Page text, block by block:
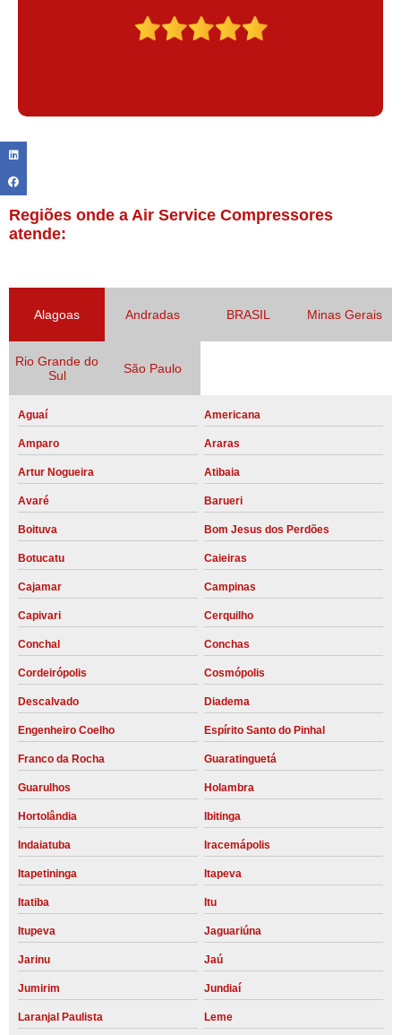
Regiões onde a Air Service Compressores
atende:
Alagoas Andradas BRASIL Minas Gerais
Rio Grande do
Sul
São Paulo
Aguaí Americana
Amparo Araras
Artur Nogueira Atibaia
Avaré Barueri
Boituva Bom Jesus dos Perdões
Botucatu Caieiras
Cajamar Campinas
Capivari Cerquilho
Conchal Conchas
Cordeirópolis Cosmópolis
Descalvado Diadema
Engenheiro Coelho Espírito Santo do Pinhal
Franco da Rocha Guaratinguetá
Guarulhos Holambra
Hortolândia Ibitinga
Indaiatuba Iracemápolis
Itapetininga Itapeva
Itatiba Itu
Itupeva Jaguariúna
Jarinu Jaú
Jumirim Jundiaí
Laranjal Paulista Leme